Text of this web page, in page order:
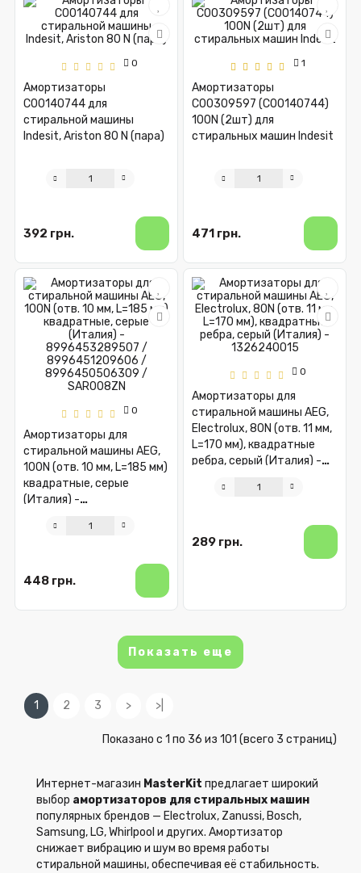
0
Амортизаторы
C00140744 для
стиральной машины
Indesit, Ariston 80 N (пара)
392 грн.
1
Амортизаторы
C00309597 (C00140744)
100N (2шт) для
стиральных машин Indesit
471 грн.
0
Амортизаторы для
стиральной машины AEG,
100N (отв. 10 мм, L=185 мм)
квадратные, серые
(Италия) -
8996451209606 /
448 грн.
0
Амортизаторы для
стиральной машины AEG,
Electrolux, 80N (отв. 11 мм,
L=170 мм), квадратные
ребра, серый (Италия) -
289 грн.
Показать еще
1 2 3 > >|
Показано с 1 по 36 из 101 (всего 3 страниц)
Интернет-магазин MasterKit предлагает широкий
выбор амортизаторов для стиральных машин
популярных брендов — Electrolux, Zanussi, Bosch,
Samsung, LG, Whirlpool и других. Амортизатор
снижает вибрацию и шум во время работы
стиральной машины, обеспечивая её стабильность.